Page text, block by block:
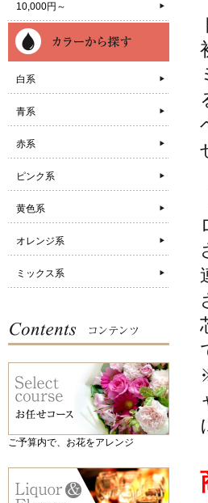
10,000円～
白系
青系
赤系
ピンク系
黄色系
オレンジ系
ミックス系
ご予算内で、お花をアレンジ